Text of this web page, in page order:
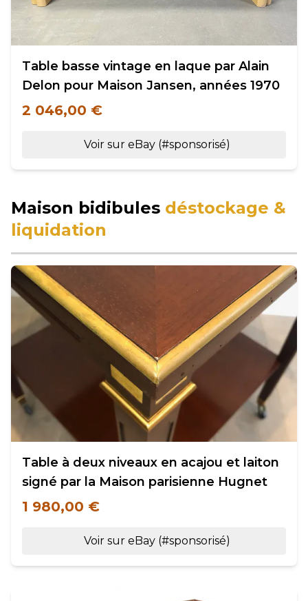
Table basse vintage en laque par Alain
Delon pour Maison Jansen, années 1970
2 046,00 €
Voir sur eBay (#sponsorisé)
Maison bidibules déstockage &
liquidation
Table à deux niveaux en acajou et laiton
signé par la Maison parisienne Hugnet
1 980,00 €
Voir sur eBay (#sponsorisé)